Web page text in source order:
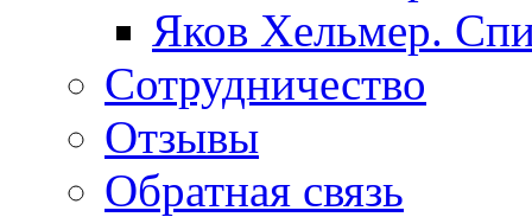
Яков Хельмер.
Сотрудничество
Отзывы
Обратная связь